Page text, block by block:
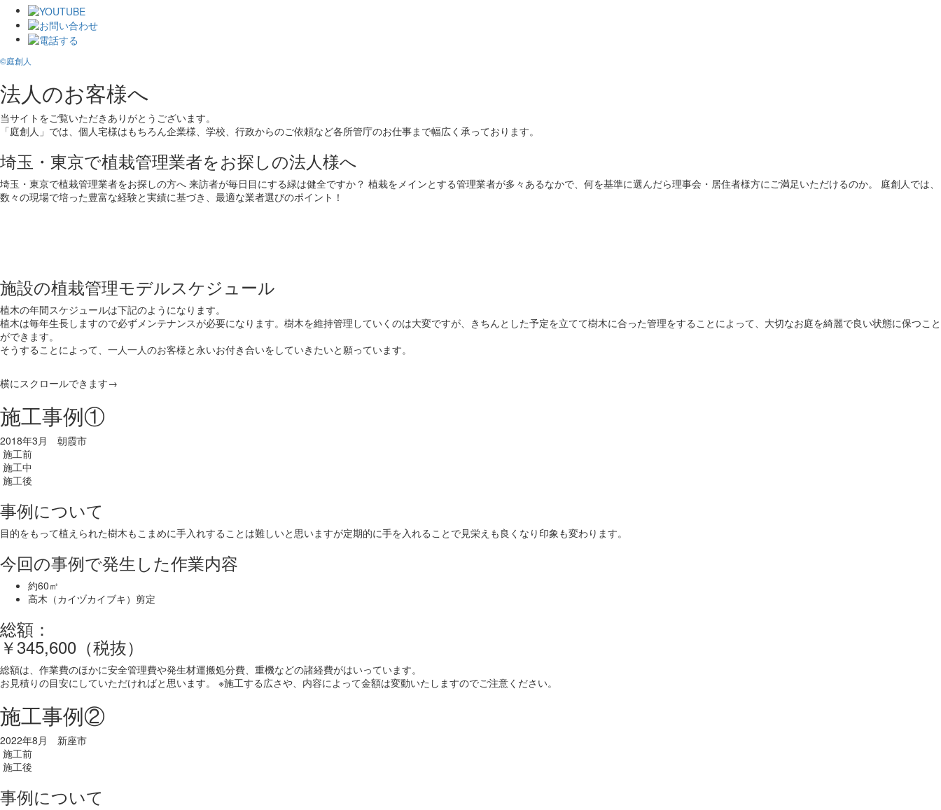
©庭創人
法人のお客様へ
当サイトをご覧いただきありがとうございます。
「庭創人」では、個人宅様はもちろん企業様、学校、行政からのご依頼など各所管庁のお仕事まで幅広く承っております。
埼玉・東京で植栽管理業者をお探しの法人様へ
埼玉・東京で植栽管理業者をお探しの方へ 来訪者が毎日目にする緑は健全ですか？ 植栽をメインとする管理業者が多々あるなかで、何を基準に選んだら理事会・居住者様方にご満足いただけるのか。 庭創人では、
数々の現場で培った豊富な経験と実績に基づき、最適な業者選びのポイント！
施設の植栽管理モデルスケジュール
植木の年間スケジュールは下記のようになります。
植木は毎年生長しますので必ずメンテナンスが必要になります。樹木を維持管理していくのは大変ですが、きちんとした予定を立てて樹木に合った管理をすることによって、大切なお庭を綺麗で良い状態に保つこと
ができます。
そうすることによって、一人一人のお客様と永いお付き合いをしていきたいと願っています。
横にスクロールできます→
施工事例①
2018年3月 朝霞市
施工前
施工中
施工後
事例について
目的をもって植えられた樹木もこまめに手入れすることは難しいと思いますが定期的に手を入れることで見栄えも良くなり印象も変わります。
今回の事例で発生した作業内容
約60㎡
高木（カイヅカイブキ）剪定
総額：
￥345,600（税抜）
総額は、作業費のほかに安全管理費や発生材運搬処分費、重機などの諸経費がはいっています。
お見積りの目安にしていただければと思います。 ※施工する広さや、内容によって金額は変動いたしますのでご注意ください。
施工事例②
2022年8月 新座市
施工前
施工後
事例について